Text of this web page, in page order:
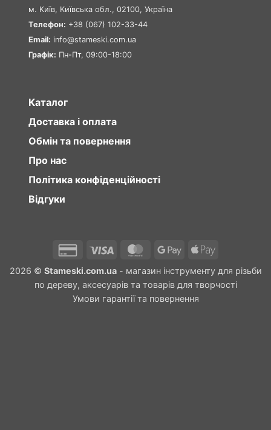
м. Київ, Київська обл., 02100, Україна
Телефон: +38 (067) 102-33-44
Email: info@stameski.com.ua
Графік: Пн-Пт, 09:00-18:00
Каталог
Доставка і оплата
Обмін та повернення
Про нас
Політика конфіденційності
Відгуки
Credit
2
Visa MasterCardGoogle Apple
2026 © Stameski.com.ua- магазин інструменту для різьби
по дереву, аксесуарів та товарів для творчості
Умови гарантії та повернення